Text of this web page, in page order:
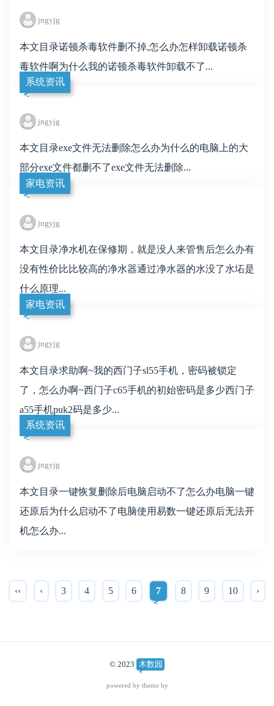
jngyjg
本文目录诺顿杀毒软件删不掉,怎么办怎样卸载诺顿杀
毒软件啊为什么我的诺顿杀毒软件卸载不了...
系统资讯
jngyjg
本文目录exe文件无法删除怎么办为什么的电脑上的大
部分exe文件都删不了exe文件无法删除...
家电资讯
jngyjg
本文目录净水机在保修期，就是没人来管售后怎么办有
没有性价比比较高的净水器通过净水器的水没了水坧是
什么原理...
家电资讯
jngyjg
本文目录求助啊~我的西门子sl55手机，密码被锁定
了，怎么办啊~西门子c65手机的初始密码是多少西门子
a55手机puk2码是多少...
系统资讯
jngyjg
本文目录一键恢复删除后电脑启动不了怎么办电脑一键
还原后为什么启动不了电脑使用易数一键还原后无法开
机怎么办...
‹‹ ‹ 3 4 5 6 7 8 9 10 ›
© 2023 木数园
powered by theme by